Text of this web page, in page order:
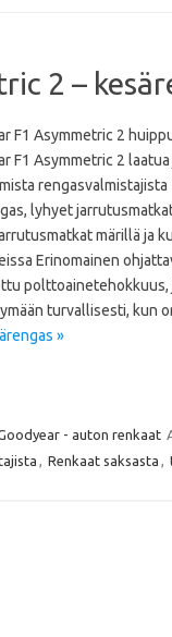
2 –
F1 Asymmetric 2
F1 Asymmetric 2
lyhyet
märillä ja
Erinomainen
polttoainetehokkuus,
turvallisesti, kun
»
- auton renkaat
, Renkaat saksasta ,